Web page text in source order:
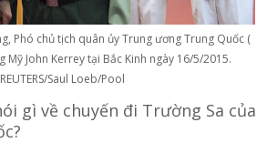
Phó chủ tịch quân ủy Trung ương Trung Quốc (
Mỹ John Kerrey tại Bắc Kinh ngày 16/5/2015.
REUTERS/Saul Loeb/Pool
gì về chuyến đi Trường Sa của